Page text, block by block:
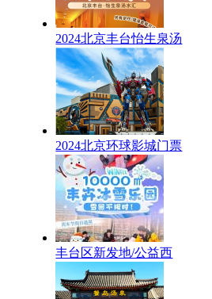
2024北京丰台怡生泉汤
2024北京环球影城门票
丰台区新发地/公益西